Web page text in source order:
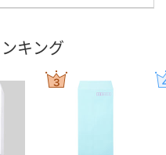
ンキング